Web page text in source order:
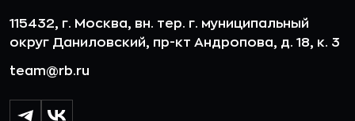
115432, г. Москва, вн. тер. г. муниципальный
округ Даниловский, пр-кт Андропова, д. 18, к. 3
team@rb.ru